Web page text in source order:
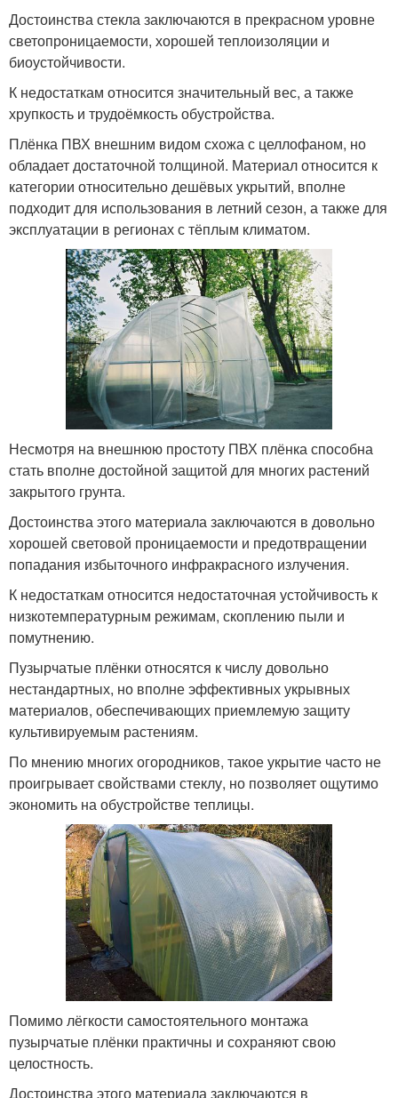
Достоинства стекла заключаются в прекрасном уровне
светопроницаемости, хорошей теплоизоляции и
биоустойчивости.
К недостаткам относится значительный вес, а также
хрупкость и трудоёмкость обустройства.
Плёнка ПВХ внешним видом схожа с целлофаном, но
обладает достаточной толщиной. Материал относится к
категории относительно дешёвых укрытий, вполне
подходит для использования в летний сезон, а также для
эксплуатации в регионах с тёплым климатом.
Несмотря на внешнюю простоту ПВХ плёнка способна
стать вполне достойной защитой для многих растений
закрытого грунта.
Достоинства этого материала заключаются в довольно
хорошей световой проницаемости и предотвращении
попадания избыточного инфракрасного излучения.
К недостаткам относится недостаточная устойчивость к
низкотемпературным режимам, скоплению пыли и
помутнению.
Пузырчатые плёнки относятся к числу довольно
нестандартных, но вполне эффективных укрывных
материалов, обеспечивающих приемлемую защиту
культивируемым растениям.
По мнению многих огородников, такое укрытие часто не
проигрывает свойствами стеклу, но позволяет ощутимо
экономить на обустройстве теплицы.
Помимо лёгкости самостоятельного монтажа
пузырчатые плёнки практичны и сохраняют свою
целостность.
Достоинства этого материала заключаются в